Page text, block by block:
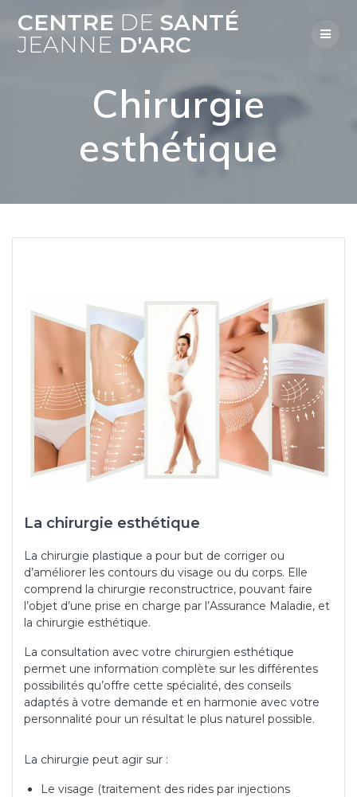
to
content
CENTRE DE SANTÉ
JEANNE D'ARC
Chirurgie
esthétique
La chirurgie esthétique
La chirurgie plastique a pour but de corriger ou
d’améliorer les contours du visage ou du corps. Elle
comprend la chirurgie reconstructrice, pouvant faire
l’objet d’une prise en charge par l’Assurance Maladie, et
la chirurgie esthétique.
La consultation avec votre chirurgien esthétique
permet une information complète sur les différentes
possibilités qu’offre cette spécialité, des conseils
adaptés à votre demande et en harmonie avec votre
personnalité pour un résultat le plus naturel possible.
La chirurgie peut agir sur :
Le visage (traitement des rides par injections